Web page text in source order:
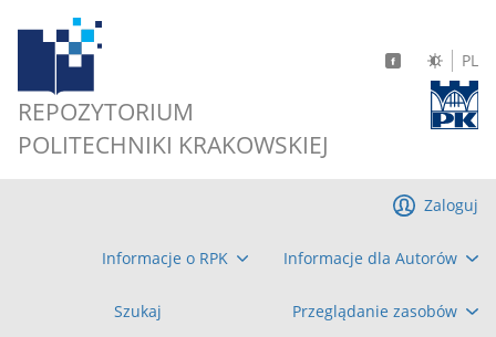
REPOZYTORIUM
POLITECHNIKI KRAKOWSKIEJ
PL
Informacje o RPK Informacje dla Autorów
Szukaj Przeglądanie zasobów
Zaloguj